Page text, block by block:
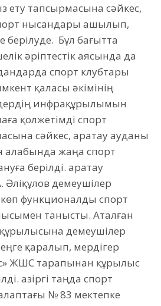
ету тапсырмасына сәйкес,
нысандары ашылып,
берілуде. Бұл бағытта
әріптестік аясында да
спорт клубтары
қаласы әкімінің
инфрақұрылымын
қолжетімді спорт
сәйкес, Қаратау ауданы
алабында жаңа спорт
берілді. Қаратау
демеушілер
көп функционалды спорт
танысты. Аталған
демеушілер
қаралып, мердігер
ЖШС тарапынан құрылыс
Қазіргі таңда спорт
№ 83 мектепке